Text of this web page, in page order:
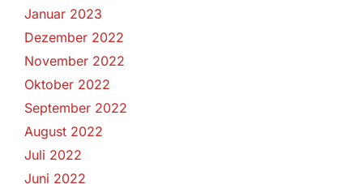
Januar 2023
Dezember 2022
November 2022
Oktober 2022
September 2022
August 2022
Juli 2022
Juni 2022